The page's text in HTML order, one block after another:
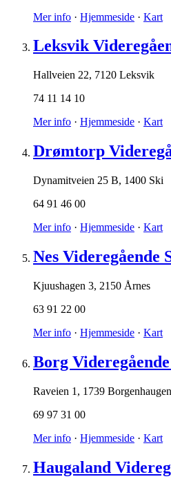
Mer info · Hjemmeside · Kart
Leksvik
Hallveien 22, 7120 Leksvik
74 11 14 10
Mer info · Hjemmeside · Kart
Drømtorp
Dynamitveien 25 B, 1400 Ski
64 91 46 00
Mer info · Hjemmeside · Kart
Nes Videregående
Kjuushagen 3, 2150 Årnes
63 91 22 00
Mer info · Hjemmeside · Kart
Borg
Raveien 1 , 1739 Borgenhaugen
69 97 31 00
Mer info · Hjemmeside · Kart
Haugaland